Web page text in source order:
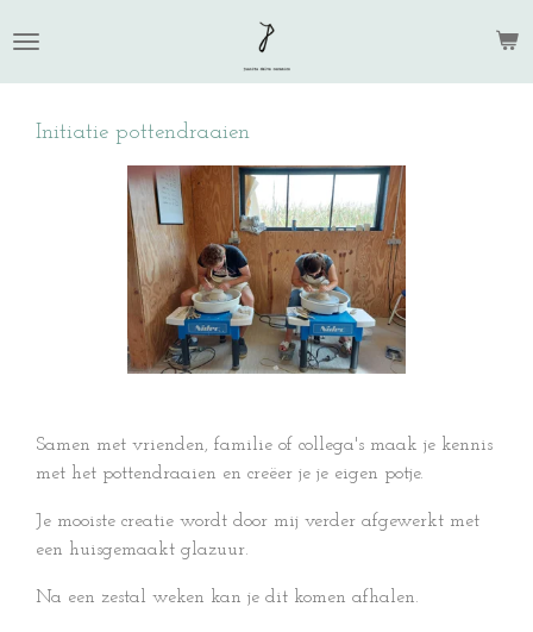
direct
naar
hoofdinhoud
Initiatie pottendraaien
Samen met vrienden, familie of collega's maak je kennis
met het pottendraaien en creëer je je eigen potje.
Je mooiste creatie wordt door mij verder afgewerkt met
een huisgemaakt glazuur.
Na een zestal weken kan je dit komen afhalen.